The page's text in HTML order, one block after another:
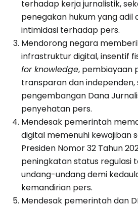
terhadap kerja jurnalistik,
penegakan hukum yang adil
intimidasi terhadap pers.
Mendorong negara
infrastruktur digital, insentif
for knowledge, pembiayaan
transparan dan independen,
pengembangan Dana
penyehatan pers.
Mendesak pemerintah
digital memenuhi kewajiban
Presiden Nomor 32 Tahun
peningkatan status regulasi
undang-undang demi
kemandirian pers.
Mendesak pemerintah dan